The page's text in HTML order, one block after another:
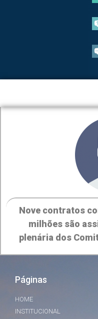
Nove contratos
milhões são
plenária dos
Páginas
HOME
INSTITUCIONAL